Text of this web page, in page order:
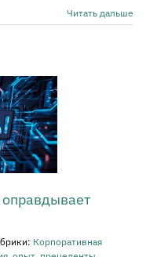
Читать дальше
Корпоративная